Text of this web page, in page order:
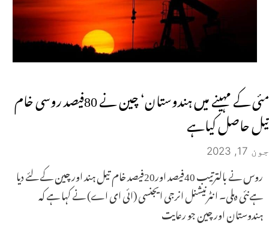
مئی کے مہینے میں ہندوستان‘ چین نے 80فیصد روسی خام
تیل حاصل کیاہے
جون 17, 2023
روس نے بالترتیب 40فیصد اور20فیصد خام تیل ہند اور چین کے لئے دیا
ہےنئی دہلی۔ انٹرنیشنل انرجی ایجنسی (ائی ای اے) نے کہا ہے کہ
ہندوستان اور چین جو رعایت